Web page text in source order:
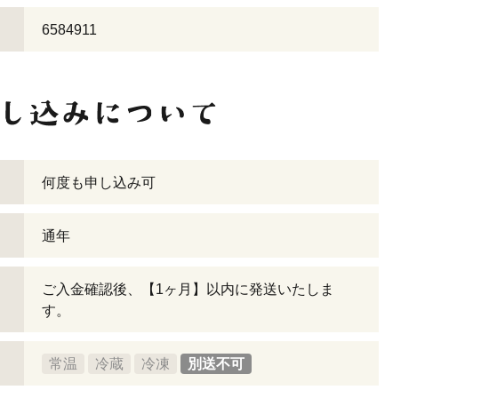
6584911
何度も申し込み可
通年
ご入金確認後、【1ヶ月】以内に発送いたしま
す。
常温 冷蔵 冷凍 別送不可